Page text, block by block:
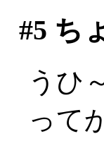
#5 ち
うひ
って